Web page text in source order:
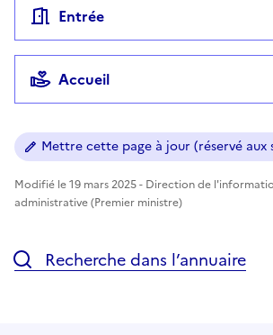
Entrée
Accueil
Mettre cette page à jour (réservé aux
Modifié le 19 mars 2025 - Direction de
administrative (Premier ministre)
Recherche dans l’annuaire